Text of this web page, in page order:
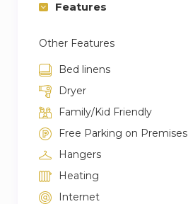
Hello.
-Boulangerie
-tabac
-boucherie
-carrefour market
à 3mn de la maison en voiture.
Restaurant:
Features
Other Features
Bed linens
Dryer
Family/Kid Friendly
Free Parking on Premises
Hangers
Heating
Internet